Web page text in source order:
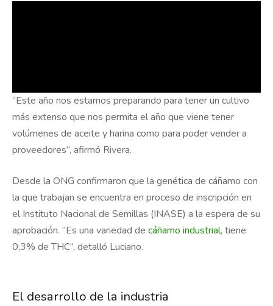
“Este año nos estamos preparando para tener un cultivo
más extenso que nos permita el año que viene tener
volúmenes de aceite y harina como para poder vender a
proveedores”, afirmó Rivera.
Desde la ONG confirmaron que la genética de cáñamo con
la que trabajan se encuentra en proceso de inscripción en
el Instituto Nacional de Semillas (INASE) a la espera de su
aprobación. “Es una variedad de cáñamo industrial, tiene
0,3% de THC”, detalló Luciano.
El desarrollo de la industria